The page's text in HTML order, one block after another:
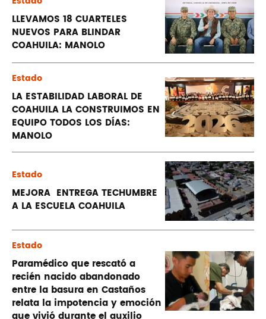
LLEVAMOS 18 CUARTELES
NUEVOS PARA BLINDAR
COAHUILA: MANOLO
Estado
LA ESTABILIDAD LABORAL DE
COAHUILA LA CONSTRUIMOS EN
EQUIPO TODOS LOS DÍAS:
MANOLO
Estado
MEJORA ENTREGA TECHUMBRE
A LA ESCUELA COAHUILA
Estado
Paramédico que rescató a
recién nacido abandonado
entre la basura en Castaños
relata la impotencia y emoción